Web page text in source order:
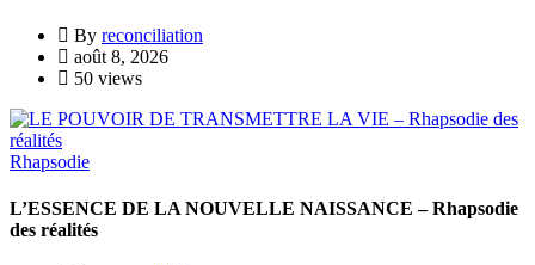
By reconciliation
août 8, 2026
50 views
Rhapsodie
L’ESSENCE DE LA NOUVELLE NAISSANCE – Rhapsodie
des réalités